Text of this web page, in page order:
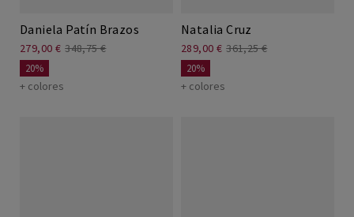
Daniela Patín Brazos
279,00 € 348,75 €
20%
+ colores
Natalia Cruz
289,00 € 361,25 €
20%
+ colores